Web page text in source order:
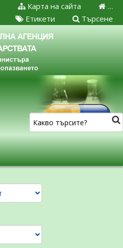
…
Карта на сайта
Търсене
Етикети